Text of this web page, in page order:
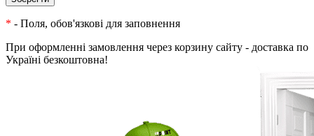
* - Поля, обов'язкові для заповнення
При оформленні замовлення через корзину сайту - доставка по
Україні безкоштовна!